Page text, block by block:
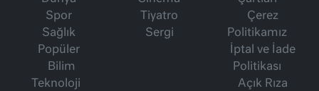
Spor
Sağlık
Popüler
Bilim
Teknoloji
Tiyatro
Sergi
Çerez
Politikamız
İptal ve İade
Politikası
Açık Rıza